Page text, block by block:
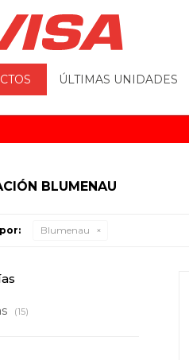
ÚLTIMAS UNIDADES
BLUMENAU
Blumenau
(15)